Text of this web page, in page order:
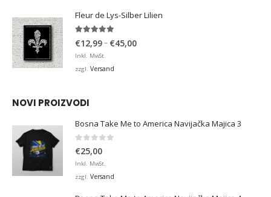
Fleur de Lys-Silber Lilien
€12,99– €45,00Preisspanne:
Inkl. MwSt.
zzgl. Versand
NOVI PROIZVODI
Bosna Take Me to America Navijačka Majica 3
0 von 5
€25,00
Inkl. MwSt.
zzgl. Versand